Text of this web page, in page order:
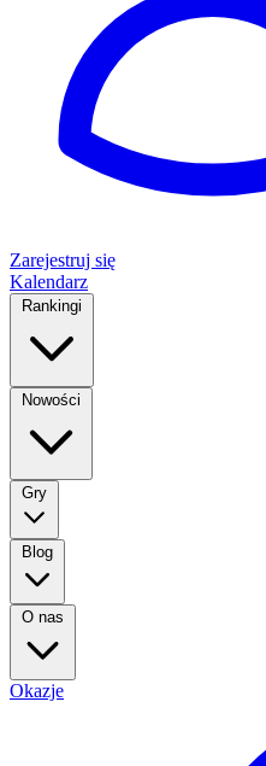
Zarejestruj się
Kalendarz
Rankingi
Nowości
Gry
Blog
O nas
Okazje